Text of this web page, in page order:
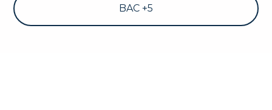
BAC +5